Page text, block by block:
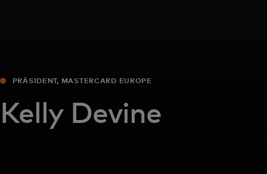
PRÄSIDENT, MASTERCARD EUROPE
Kelly Devine